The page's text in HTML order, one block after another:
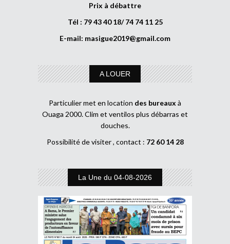
Prix à débattre
Tél : 79 43 40 18/ 74 74 11 25
E-mail: masigue2019@gmail.com
A LOUER
Particulier met en location des bureaux à
Ouaga 2000. Clim et ventilos plus débarras et
douches.
Possibilité de visiter , contact : 72 60 14 28
La Une du 04-08-2026